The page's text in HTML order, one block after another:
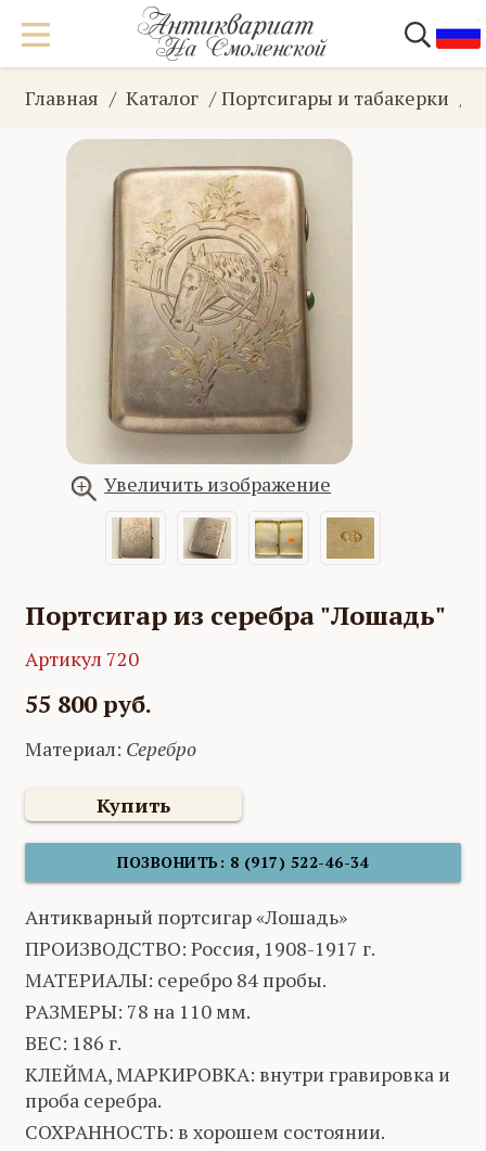
Главная Каталог Портсигары и табакерки
Увеличить изображение
Портсигар из серебра "Лошадь"
Артикул 720
55 800 руб.
Материал: Серебро
Купить
ПОЗВОНИТЬ: 8 (917) 522-46-34
Антикварный портсигар «Лошадь»
ПРОИЗВОДСТВО: Россия, 1908-1917 г.
МАТЕРИАЛЫ: серебро 84 пробы.
РАЗМЕРЫ: 78 на 110 мм.
ВЕС: 186 г.
КЛЕЙМА, МАРКИРОВКА: внутри гравировка и
проба серебра.
СОХРАННОСТЬ: в хорошем состоянии.